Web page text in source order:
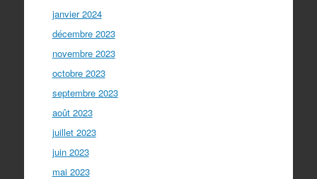
janvier 2024
décembre 2023
novembre 2023
octobre 2023
septembre 2023
août 2023
juillet 2023
juin 2023
mai 2023